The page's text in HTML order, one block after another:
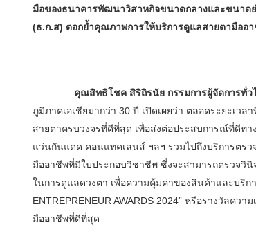
มือของธนาคารพัฒนาวิสาหกิจขนาดกลางและขนาด
(ธ.ก.ส) ตอกย้ำคุณภาพการให้บริการดูแลสายตามือ
คุณสิทธิโชค สิริถิรนัย กรรมการผู้จัดการทั่วไป
ภูมิภาคเอเชียมากว่า 30 ปี เปิดเผยว่า ตลอดระยะเว
สายตาครบวงจรที่ดีที่สุด เพื่อส่งต่อประสบการณ์ที่ดี
แว่นกันแดด คอนแทคเลนส์ ฯลฯ รวมไปถึงบริการตร
มืออาชีพที่มีใบประกอบวิชาชีพ ซึ่งจะสามารถตรวจวิ
ในการดูแลดวงตา เพื่อความคุ้มค่าของสินค้าและบริก
ENTREPRENEUR AWARDS 2024” หรือรางวัลค
มืออาชีพที่ดีที่สุด